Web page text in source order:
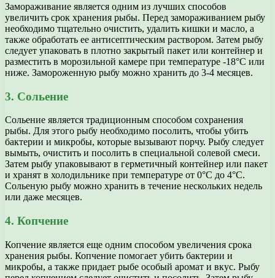
Замораживание является одним из лучших способов
увеличить срок хранения рыбы. Перед замораживанием рыбу
необходимо тщательно очистить, удалить кишки и масло, а
также обработать ее антисептическим раствором. Затем рыбу
следует упаковать в плотно закрытый пакет или контейнер и
разместить в морозильной камере при температуре -18°C или
ниже. Замороженную рыбу можно хранить до 3-4 месяцев.
3. Сольение
Сольение является традиционным способом сохранения
рыбы. Для этого рыбу необходимо посолить, чтобы убить
бактерии и микробы, которые вызывают порчу. Рыбу следует
вымыть, очистить и посолить в специальной солевой смеси.
Затем рыбу упаковывают в герметичный контейнер или пакет
и хранят в холодильнике при температуре от 0°C до 4°C.
Сольеную рыбу можно хранить в течение нескольких недель
или даже месяцев.
4. Копчение
Копчение является еще одним способом увеличения срока
хранения рыбы. Копчение помогает убить бактерии и
микробы, а также придает рыбе особый аромат и вкус. Рыбу